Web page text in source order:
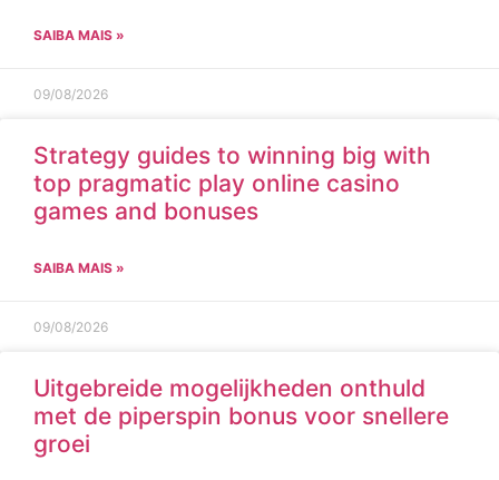
SAIBA MAIS »
09/08/2026
Strategy guides to winning big with
top pragmatic play online casino
games and bonuses
SAIBA MAIS »
09/08/2026
Uitgebreide mogelijkheden onthuld
met de piperspin bonus voor snellere
groei